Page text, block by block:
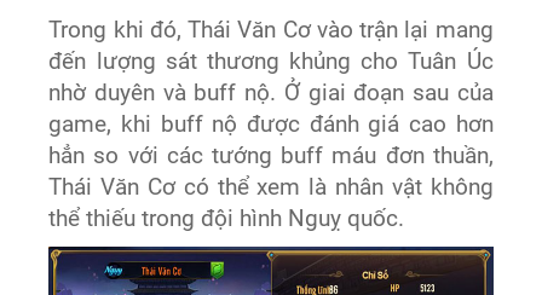
Trong khi đó, Thái Văn Cơ vào trận lại mang
đến lượng sát thương khủng cho Tuân Úc
nhờ duyên và buff nộ. Ở giai đoạn sau của
game, khi buff nộ được đánh giá cao hơn
hẳn so với các tướng buff máu đơn thuần,
Thái Văn Cơ có thể xem là nhân vật không
thể thiếu trong đội hình Nguỵ quốc.